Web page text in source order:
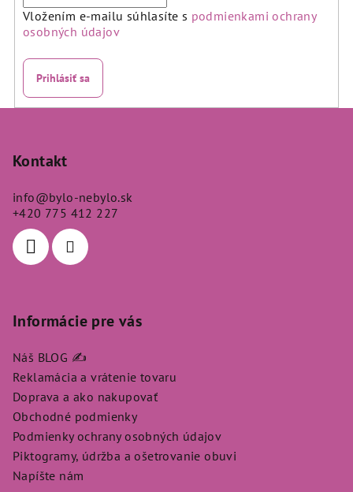
Vložením e-mailu súhlasíte s podmienkami ochrany
osobných údajov
Prihlásiť sa
Kontakt
info@bylo-nebylo.sk
+420 775 412 227
Informácie pre vás
Náš BLOG ✍️
Reklamácia a vrátenie tovaru
Doprava a ako nakupovať
Obchodné podmienky
Podmienky ochrany osobných údajov
Piktogramy, údržba a ošetrovanie obuvi
Napíšte nám